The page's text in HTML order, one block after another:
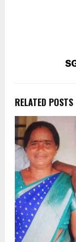
RELATED POSTS